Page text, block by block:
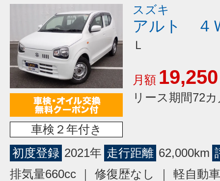
車検２年付き
スズキ
アルト ４
Ｌ
月額 19,250
リース期間72
初度登録 2021年 走行距離 62,000km
排気量660cc ｜ 修復歴なし ｜ 軽自動車